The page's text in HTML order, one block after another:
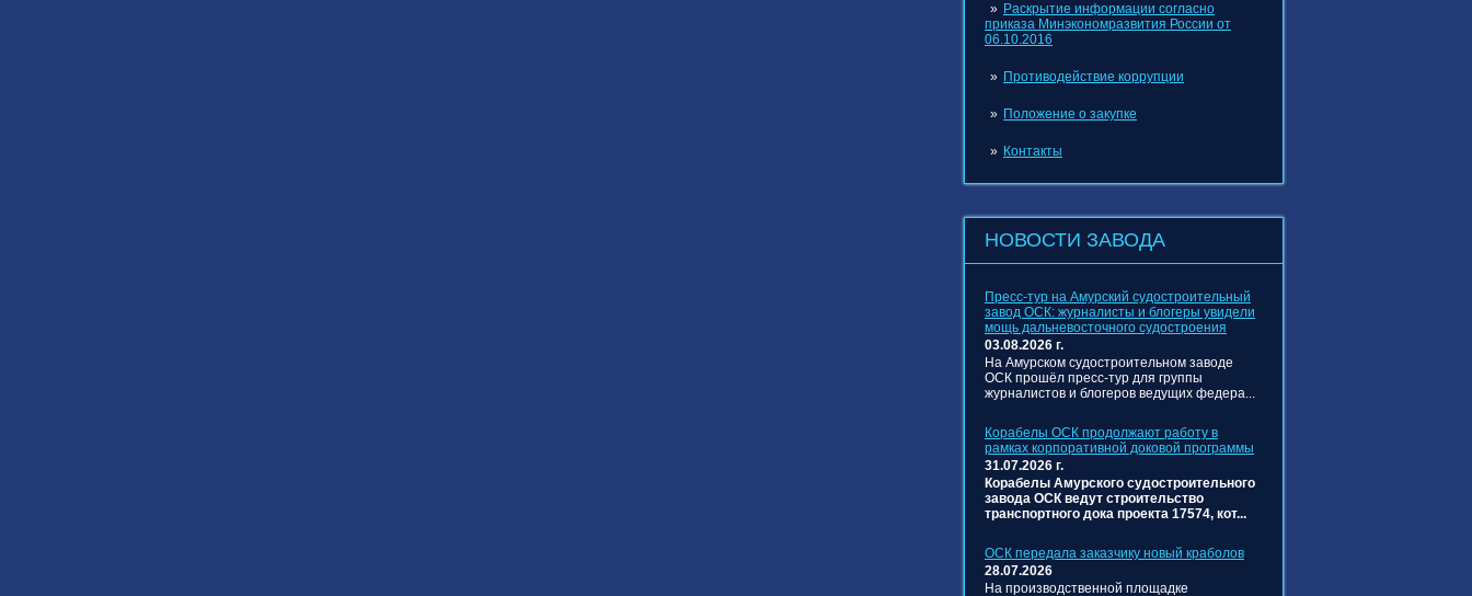
Раскрытие информации согласно
приказа Минэкономразвития России от
06.10.2016
Противодействие коррупции
Положение о закупке
Контакты
НОВОСТИ ЗАВОДА
Пресс‑тур на Амурский судостроительный
завод ОСК: журналисты и блогеры увидели
мощь дальневосточного судостроения
03.08.2026 г.
На Амурском судостроительном заводе
ОСК прошёл пресс‑тур для группы
журналистов и блогеров ведущих федера...
Корабелы ОСК продолжают работу в
рамках корпоративной доковой программы
31.07.2026 г.
Корабелы Амурского судостроительного
завода ОСК ведут строительство
транспортного дока проекта 17574, кот...
ОСК передала заказчику новый краболов
28.07.2026
На производственной площадке